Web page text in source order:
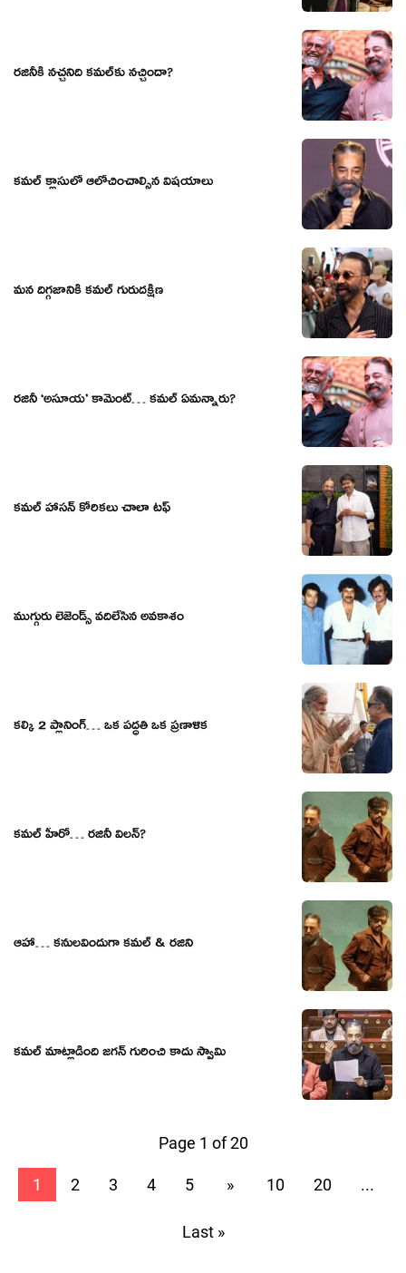
రజినీకి నచ్చనిది కమల్‌కు నచ్చిందా?
కమల్ క్లాసులో ఆలోచించాల్సిన విషయాలు
మన దిగ్గజానికి క‌మ‌ల్ గురుద‌క్షిణ‌
రజినీ ‘అసూయ’ కామెంట్… కమల్ ఏమన్నారు?
కమల్ హాసన్ కోరికలు చాలా టఫ్
ముగ్గురు లెజెండ్స్ వదిలేసిన అవకాశం
కల్కి 2 ప్లానింగ్… ఒక పద్ధతి ఒక ప్రణాళిక
కమల్ హీరో… రజినీ విలన్?
ఆహా… కనులవిందుగా కమల్ & రజిని
కమల్ మాట్లాడింది జగన్ గురించి కాదు స్వామి
Page 1 of 20
1 2 3 4 5 » 10 20 ...
Last »